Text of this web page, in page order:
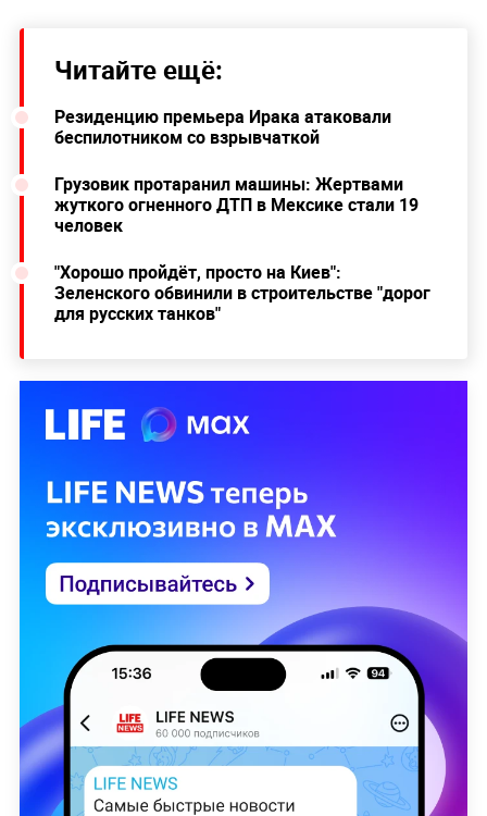
Читайте ещё:
Резиденцию премьера Ирака атаковали
беспилотником со взрывчаткой
Грузовик протаранил машины: Жертвами
жуткого огненного ДТП в Мексике стали 19
человек
"Хорошо пройдёт, просто на Киев":
Зеленского обвинили в строительстве "дорог
для русских танков"